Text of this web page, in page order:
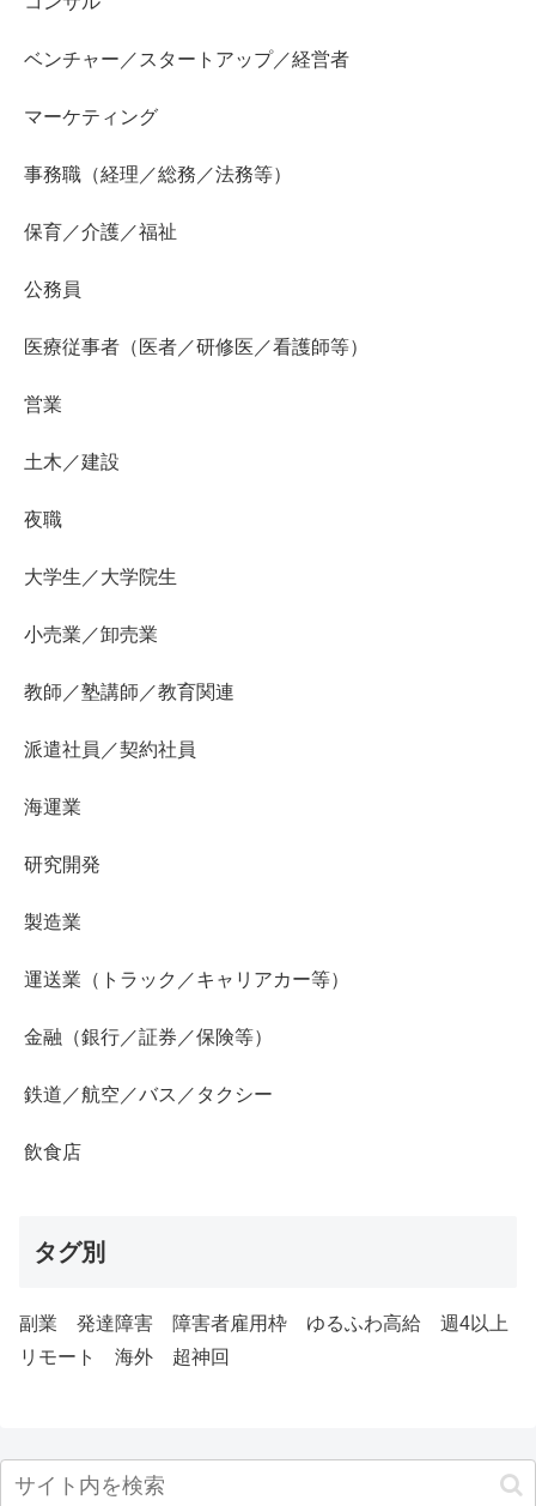
ベンチャー／スタートアップ／経営者
マーケティング
事務職（経理／総務／法務等）
保育／介護／福祉
公務員
医療従事者（医者／研修医／看護師等）
営業
土木／建設
夜職
大学生／大学院生
小売業／卸売業
教師／塾講師／教育関連
派遣社員／契約社員
海運業
研究開発
製造業
運送業（トラック／キャリアカー等）
金融（銀行／証券／保険等）
鉄道／航空／バス／タクシー
飲食店
タグ別
副業 発達障害 障害者雇用枠 ゆるふわ高給
週4以上
リモート
海外 超神回